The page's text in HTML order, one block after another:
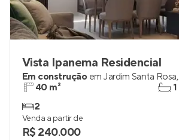
Vista Ipanema Residencial
Em construção em Jardim Santa Rosa,
40 m²
2
1
Venda a partir de
R$ 240.000